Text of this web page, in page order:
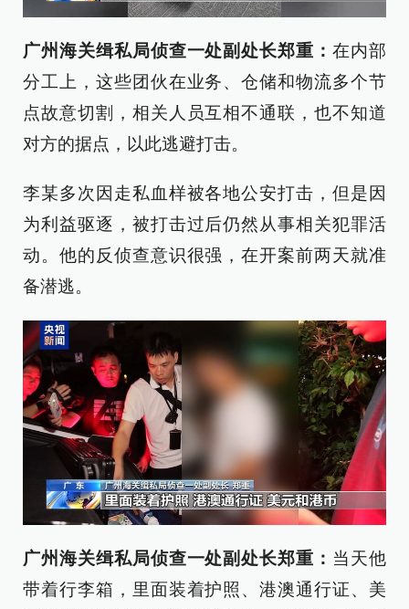
广州海关缉私局侦查一处副处长郑重：在内部
分工上，这些团伙在业务、仓储和物流多个节
点故意切割，相关人员互相不通联，也不知道
对方的据点，以此逃避打击。
李某多次因走私血样被各地公安打击，但是因
为利益驱逐，被打击过后仍然从事相关犯罪活
动。他的反侦查意识很强，在开案前两天就准
备潜逃。
广州海关缉私局侦查一处副处长郑重： 当天他
带着行李箱，里面装着护照、港澳通行证、美